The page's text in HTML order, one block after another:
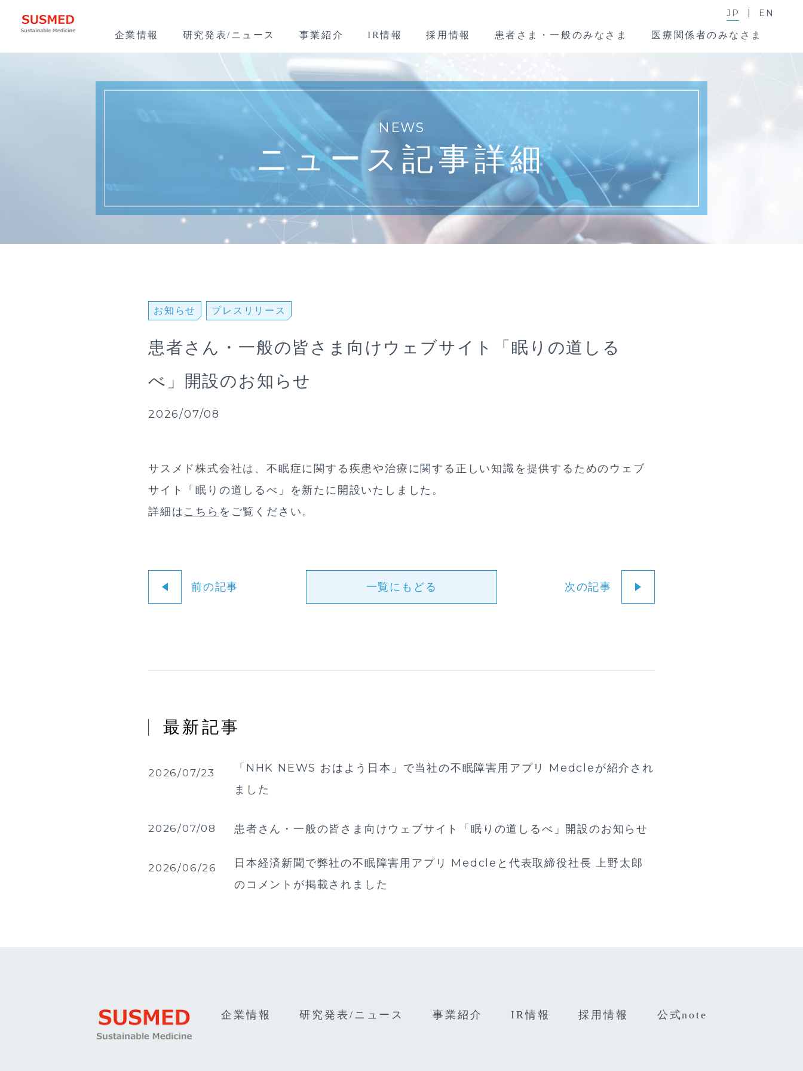
JP EN
企業情報 研究発表/ニュース 事業紹介 IR情報 採用情報 患者さま・一般のみなさま 医療関係者のみなさま
NEWS
ニュース記事詳細
お知らせ プレスリリース
患者さん・一般の皆さま向けウェブサイト「眠りの道しる
べ」開設のお知らせ
2026/07/08
サスメド株式会社は、不眠症に関する疾患や治療に関する正しい知識を提供するためのウェブ
サイト「眠りの道しるべ」を新たに開設いたしました。
詳細はこちら をご覧ください。
前の記事 一覧にもどる 次の記事
最新記事
2026/07/23
「NHK NEWS おはよう日本」で当社の不眠障害用アプリ Medcleが紹介され
ました
2026/07/08 患者さん・一般の皆さま向けウェブサイト「眠りの道しるべ」開設のお知らせ
2026/06/26
日本経済新聞で弊社の不眠障害用アプリ Medcleと代表取締役社長 上野太郎
のコメントが掲載されました
企業情報 研究発表/ニュース 事業紹介 IR情報 採用情報 公式note